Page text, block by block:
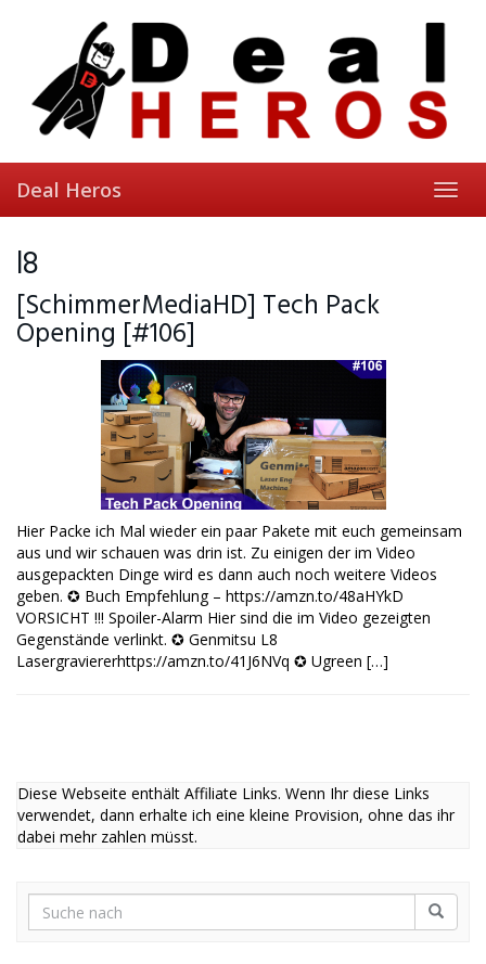
Deal Heros
l8
[SchimmerMediaHD] Tech Pack
Opening [#106]
Hier Packe ich Mal wieder ein paar Pakete mit euch gemeinsam
aus und wir schauen was drin ist. Zu einigen der im Video
ausgepackten Dinge wird es dann auch noch weitere Videos
geben. ✪ Buch Empfehlung – https://amzn.to/48aHYkD
VORSICHT !!! Spoiler-Alarm Hier sind die im Video gezeigten
Gegenstände verlinkt. ✪ Genmitsu L8
Lasergraviererhttps://amzn.to/41J6NVq ✪ Ugreen […]
Diese Webseite enthält Affiliate Links. Wenn Ihr diese Links
verwendet, dann erhalte ich eine kleine Provision, ohne das ihr
dabei mehr zahlen müsst.